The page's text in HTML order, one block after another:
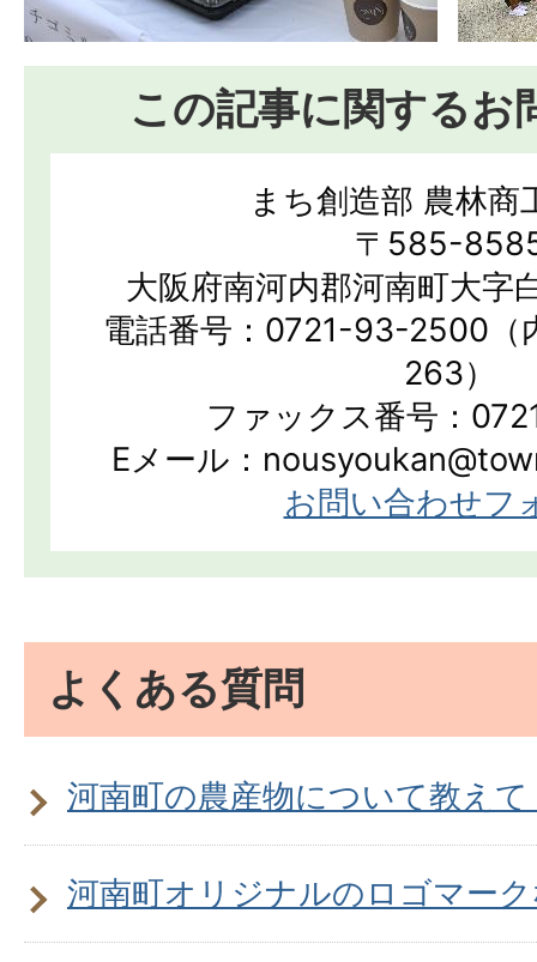
この記事に関するお
まち創造部 農林商
〒585-
大阪府南河内郡河南町大字
電話番号：0721-93-2500（
263）
ファックス番号：
Eメール：
お問い合わせフ
よくある質問
河南町の農産物について教え
河南町オリジナルのロゴマー